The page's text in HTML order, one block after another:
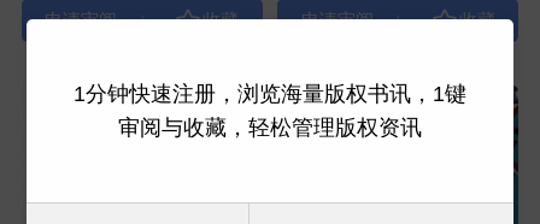
| |
1分钟快速注册，浏览海量版权书讯，1键
审阅与收藏，轻松管理版权资讯